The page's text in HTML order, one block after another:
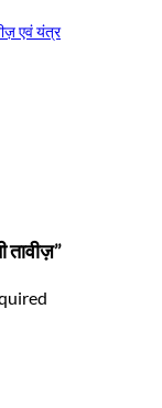
एवं यंत्र